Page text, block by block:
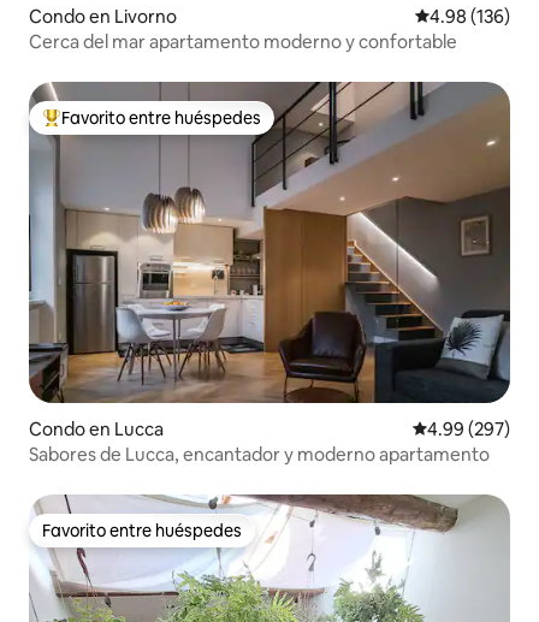
Condo en Livorno Calificación
4.98 (136)
Cerca del mar apartamento moderno y confortable
Favorito entre huéspedes preferido
Favorito entre huéspedes
Condo en Lucca Calificación
4.99 (297)
Sabores de Lucca, encantador y moderno apartamento
Favorito entre huéspedes
Favorito entre huéspedes